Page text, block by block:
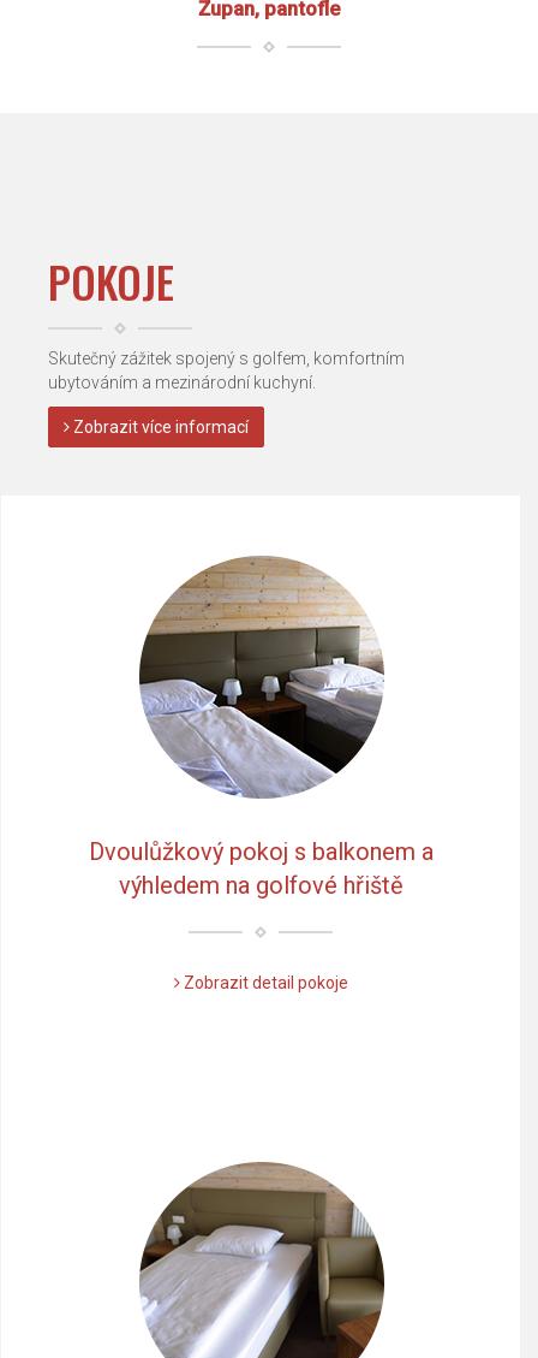
Župan, pantofle
POKOJE
Skutečný zážitek spojený s golfem, komfortním
ubytováním a mezinárodní kuchyní.
Zobrazit více informací
Dvoulůžkový pokoj s balkonem a
výhledem na golfové hřiště
Zobrazit detail pokoje